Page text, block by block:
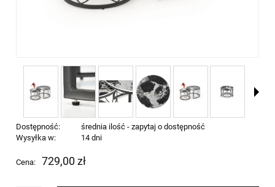
Dostępność:
średnia ilość - zapytaj o dostępność
Wysyłka w:
14 dni
Cena: 729,00 zł